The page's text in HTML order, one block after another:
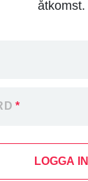
åtkomst.
*
LOGGA IN